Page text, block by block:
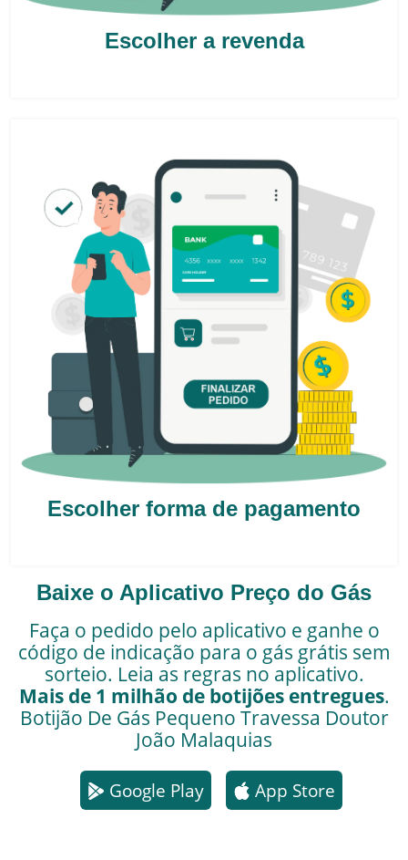
Escolher a revenda
Escolher forma de pagamento
Baixe o Aplicativo Preço do Gás
Faça o pedido pelo aplicativo e ganhe o
código de indicação para o gás grátis sem
sorteio. Leia as regras no aplicativo.
Mais de 1 milhão de botijões entregues.
Botijão De Gás Pequeno Travessa Doutor
João Malaquias
Google Play App Store